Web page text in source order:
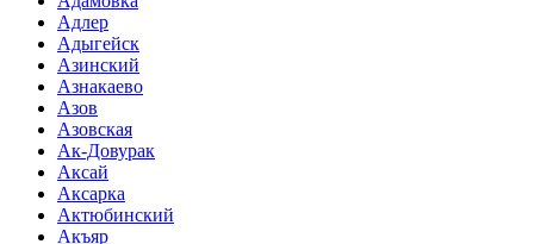
Адлер
Адыгейск
Азинский
Азнакаево
Азов
Азовская
Ак-Довурак
Аксай
Аксарка
Актюбинский
Акъяр